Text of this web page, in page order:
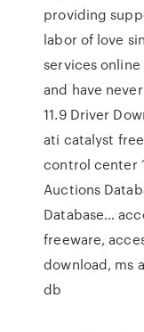
providing
labor of love
services online
and have
11.9 Driver
ati catalyst
control center
Auctions
Database…
freeware,
download, ms
db